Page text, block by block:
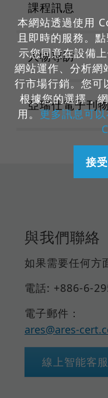
課程訊息
人物專訪
亞瑞仕電子刊
與我們聯絡
如果需要任何方
電話: +886-6-
電子郵件：
ares@ares-
線上智能客服
本網站透過使用
且即時的服務。
示您同意在設備
網站運作、分析網
行市場行銷。您可
根據您的選擇，
用。更多訊息可
接